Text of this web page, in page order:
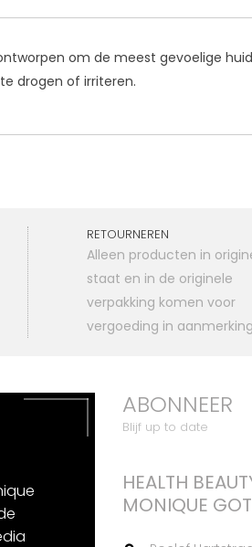
om de meest gevoelige
drogen of irriteren.
RETOURNEREN
Alleen producten in
staat en in de originele
verpakking komen voor
vergoeding in
ABONNEER
Blijf up to date
HEALTH
MONIQUE